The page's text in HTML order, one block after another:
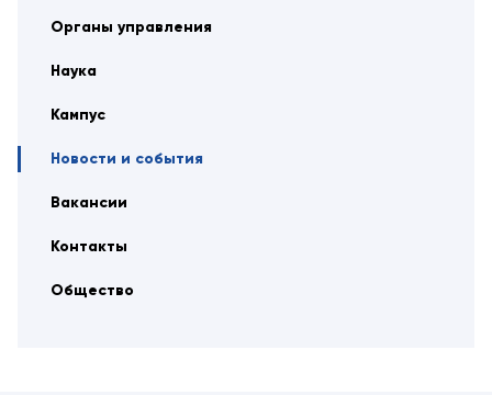
Органы управления
Наука
Кампус
Новости и события
Вакансии
Контакты
Общество